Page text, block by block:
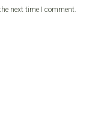
next time I comment.